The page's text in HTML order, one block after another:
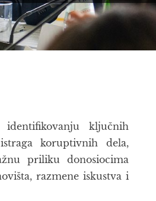
ključnih
koruptivnih dela,
priliku donosiocima
razmene iskustva i